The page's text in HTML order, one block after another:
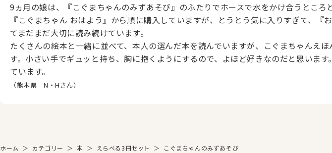
9ヵ月の娘は、『こぐまちゃんのみずあそび』のふたりでホースで水をかけ合うところ
『こぐまちゃん おはよう』から順に購入していますが、とうとう気に入りすぎて、『
てまだまだ大切に読み続けています。
たくさんの絵本と一緒に並べて、本人の選んだ本を読んでいますが、こぐまちゃんえ
す。小さい手でギュッと持ち、胸に抱くようにするので、よほど好きなのだと思いま
ています。
（熊本県 N・Hさん）
ホーム ＞ カテゴリー ＞ 本 ＞ えらべる3冊セット ＞ こぐまちゃんのみずあそび